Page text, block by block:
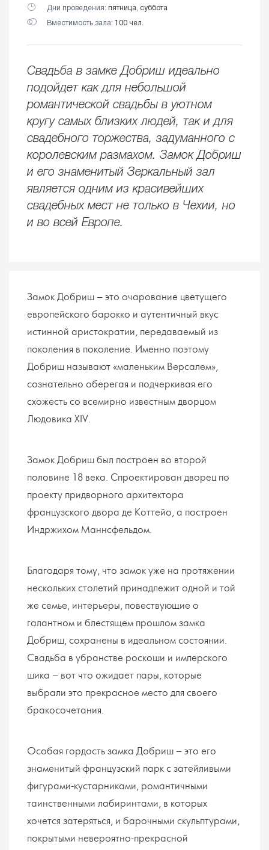
Дни проведения: пятница, суббота
Вместимость зала: 100 чел.
Свадьба в замке Добриш идеально
подойдет как для небольшой
романтической свадьбы в уютном
кругу самых близких людей, так и для
свадебного торжества, задуманного с
королевским размахом. Замок Добриш
и его знаменитый Зеркальный зал
является одним из красивейших
свадебных мест не только в Чехии, но
и во всей Европе.
Замок Добриш – это очарование цветущего
европейского барокко и аутентичный вкус
истинной аристократии, передаваемый из
поколения в поколение. Именно поэтому
Добриш называют «маленьким Версалем»,
сознательно оберегая и подчеркивая его
схожесть со всемирно известным дворцом
Людовика XIV.
Замок Добриш был построен во второй
половине 18 века. Спроектирован дворец по
проекту придворного архитектора
французского двора де Коттейо, а построен
Индржихом Маннсфельдом.
Благодаря тому, что замок уже на протяжении
нескольких столетий принадлежит одной и той
же семье, интерьеры, повествующие о
галантном и блестящем прошлом замка
Добриш, сохранены в идеальном состоянии.
Свадьба в убранстве роскоши и имперского
шика – вот что ожидает пары, которые
выбрали это прекрасное место для своего
бракосочетания.
Особая гордость замка Добриш – это его
знаменитый французский парк с затейливыми
фигурами-кустарниками, романтичными
таинственными лабиринтами, в которых
хочется затеряться, и барочными скульптурами,
покрытыми невероятно-прекрасной